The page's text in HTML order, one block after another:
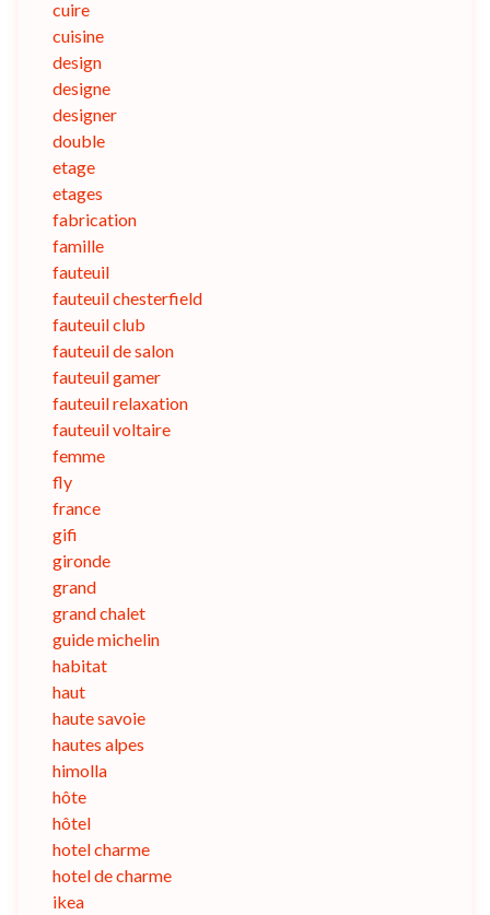
cuire
cuisine
design
designe
designer
double
etage
etages
fabrication
famille
fauteuil
fauteuil chesterfield
fauteuil club
fauteuil de salon
fauteuil gamer
fauteuil relaxation
fauteuil voltaire
femme
fly
france
gifi
gironde
grand
grand chalet
guide michelin
habitat
haut
haute savoie
hautes alpes
himolla
hôte
hôtel
hotel charme
hotel de charme
ikea